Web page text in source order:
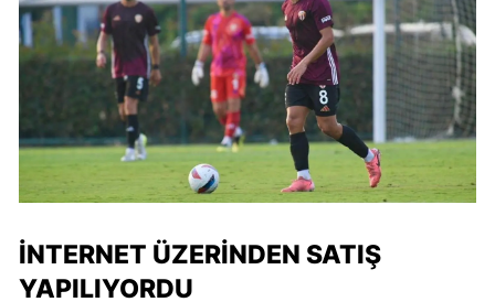
İNTERNET ÜZERINDEN SATIŞ
YAPILIYORDU